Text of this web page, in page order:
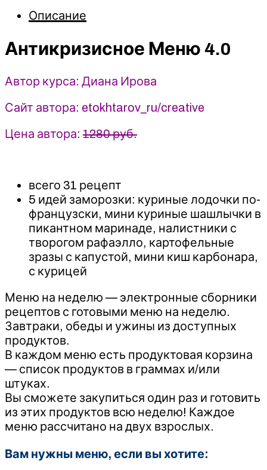
4.0
Диана
Ирова
Описание
Антикризисное Меню 4.0
Автор курса: Диана Ирова
Сайт автора: etokhtarov_ru/creative
Цена автора: 1280 руб.
всего 31 рецепт
5 идей заморозки: куриные лодочки по-
французски, мини куриные шашлычки в
пикантном маринаде, налистники с
творогом рафаэлло, картофельные
зразы с капустой, мини киш карбонара,
с курицей
Меню на неделю — электронные сборники
рецептов с готовыми меню на неделю.
Завтраки, обеды и ужины из доступных
продуктов.
В каждом меню есть продуктовая корзина
— список продуктов в граммах и/или
штуках.
Вы сможете закупиться один раз и готовить
из этих продуктов всю неделю! Каждое
меню рассчитано на двух взрослых.
Вам нужны меню, если вы хотите: